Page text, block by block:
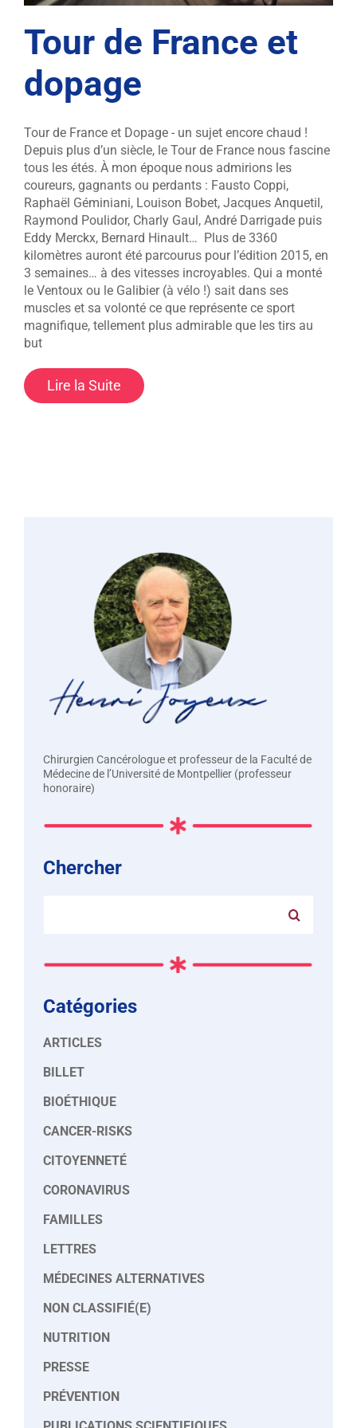
Tour de France et
dopage
Tour de France et Dopage - un sujet encore chaud !
Depuis plus d’un siècle, le Tour de France nous fascine
tous les étés. À mon époque nous admirions les
coureurs, gagnants ou perdants : Fausto Coppi,
Raphaël Géminiani, Louison Bobet, Jacques Anquetil,
Raymond Poulidor, Charly Gaul, André Darrigade puis
Eddy Merckx, Bernard Hinault… Plus de 3360
kilomètres auront été parcourus pour l’édition 2015, en
3 semaines… à des vitesses incroyables. Qui a monté
le Ventoux ou le Galibier (à vélo !) sait dans ses
muscles et sa volonté ce que représente ce sport
magnifique, tellement plus admirable que les tirs au
but
Lire la Suite
Chirurgien Cancérologue et professeur de la Faculté de
Médecine de l’Université de Montpellier (professeur
honoraire)
Chercher
Catégories
ARTICLES
BILLET
BIOÉTHIQUE
CANCER-RISKS
CITOYENNETÉ
CORONAVIRUS
FAMILLES
LETTRES
MÉDECINES ALTERNATIVES
NON CLASSIFIÉ(E)
NUTRITION
PRESSE
PRÉVENTION